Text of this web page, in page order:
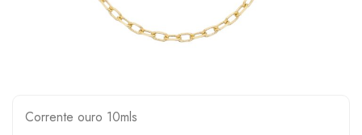
Corrente ouro 10mls